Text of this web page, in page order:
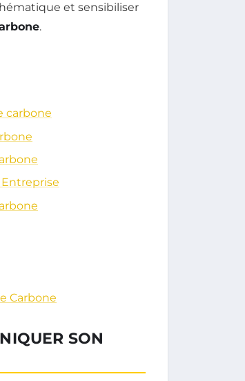
et sensibiliser
.
carbone
Carbone
SON